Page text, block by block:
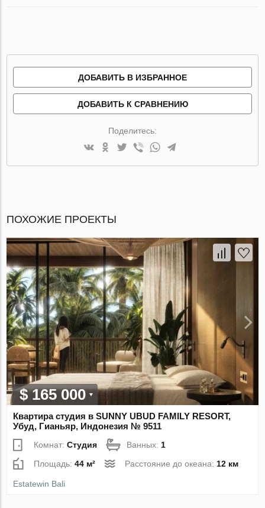
ДОБАВИТЬ В ИЗБРАННОЕ
ДОБАВИТЬ К СРАВНЕНИЮ
Поделитесь:
ПОХОЖИЕ ПРОЕКТЫ
$ 165 000
Квартира студия в SUNNY UBUD FAMILY RESORT,
Убуд, Гианьяр, Индонезия № 9511
Комнат:Студия Ванных:1
Площадь:44 м² Расстояние до океана:12 км
Estatewin Bali